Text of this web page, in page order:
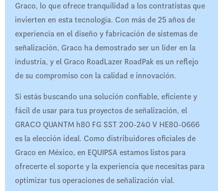
Graco, lo que ofrece tranquilidad a los contratistas que
invierten en esta tecnología. Con más de 25 años de
experiencia en el diseño y fabricación de sistemas de
señalización, Graco ha demostrado ser un líder en la
industria, y el Graco RoadLazer RoadPak es un reflejo
de su compromiso con la calidad e innovación.
Si estás buscando una solución confiable, eficiente y
fácil de usar para tus proyectos de señalización, el
GRACO QUANTM h80 FG SST 200-240 V HE80-0666
es la elección ideal. Como distribuidores oficiales de
Graco en México, en EQUIPSA estamos listos para
ofrecerte el soporte y la experiencia que necesitas para
optimizar tus operaciones de señalización vial.